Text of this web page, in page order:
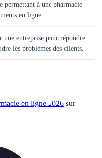
à une pharmacie
en ligne.
une entreprise pour répondre
les problèmes des clients.
en ligne 2026 sur